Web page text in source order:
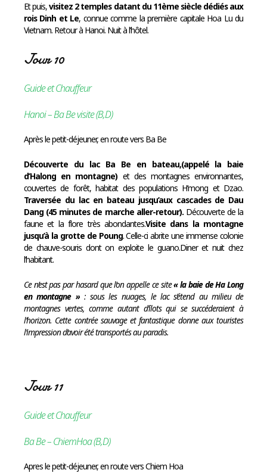
Et puis,visitez 2 temples datant du 11ème siècle dédiés aux
rois Dinh et Le, connue comme la première capitale Hoa Lu du
Vietnam. Retour à Hanoi. Nuit à l’hôtel.
Jour 10
Guide et Chauffeur
Hanoi – Ba Be visite (B,D)
Après le petit-déjeuner, en route vers Ba Be
Découverte du lac Ba Be en bateau,(appelé la baie
d’Halong en montagne) et des montagnes environnantes,
couvertes de forêt, habitat des populations H’mong et Dzao.
Traversée du lac en bateau jusqu’aux cascades de Dau
Dang (45 minutes de marche aller-retour). Découverte de la
faune et la flore très abondantes.Visitedans la montagne
jusqu’à la grotte de Poung. Celle-ci abrite une immense colonie
de chauve-souris dont on exploite le guano.Diner et nuit chez
l’habitant.
Ce n’est pas par hasard que l’on appelle ce site« la baie de Ha Long
en montagne »: sous les nuages, le lac s’étend au milieu de
montagnes vertes, comme autant d’îlots qui se succéderaient à
l’horizon. Cette contrée sauvage et fantastique donne aux touristes
l’impression d’avoir été transportés au paradis.
Jour 11
Guide et Chauffeur
Ba Be – ChiemHoa (B,D)
Apres le petit-déjeuner, en route vers Chiem Hoa